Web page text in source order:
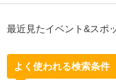
最近見たイベント&スポ
よく使われる検索条件